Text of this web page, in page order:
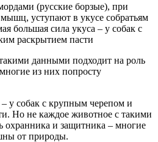
(русские борзые), при
уступают в укусе собратьям
большая сила укуса – у собак с
раскрытием пасти
данными подходит на роль
из них попросту
у собак с крупным черепом и
Но не каждое животное с такими
охранника и защитника – многие
от природы.